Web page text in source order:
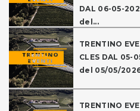
DAL 06-05-
del...
TRENTINO
CLES DAL 05-
del 05/05/
TRENTINO